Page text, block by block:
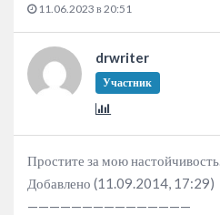
11.06.2023 в 20:51
drwriter
Участник
Простите за мою настойчивость.
Добавлено (11.09.2014, 17:29)
———————————————